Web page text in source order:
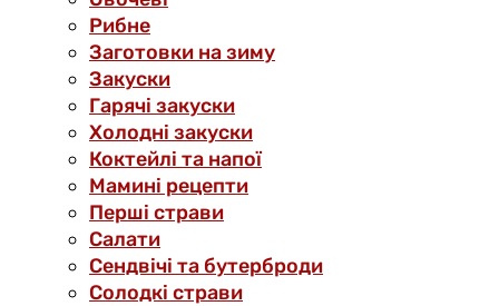
Рибне
Заготовки на зиму
Закуски
Гарячі закуски
Холодні закуски
Коктейлі та напої
Мамині рецепти
Перші страви
Салати
Сендвічі та бутерброди
Солодкі страви